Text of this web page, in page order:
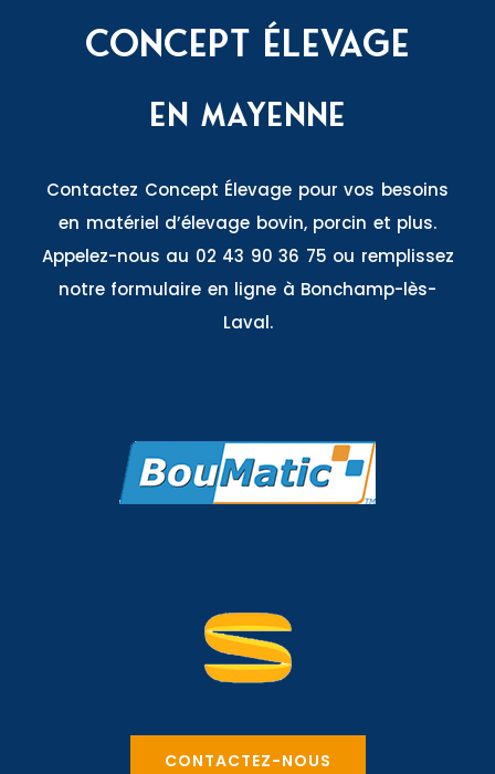
Concept Élevage
En Mayenne
Contactez Concept Élevage pour vos besoins
en matériel d’élevage bovin, porcin et plus.
Appelez-nous au 02 43 90 36 75 ou remplissez
notre formulaire en ligne à Bonchamp-lès-
Laval.
CONTACTEZ-NOUS